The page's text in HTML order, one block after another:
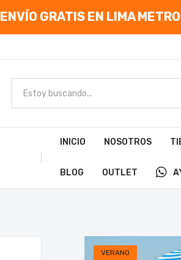
ENVÍO GRATIS EN LIMA
INICIO NOSOTROS
BLOG OUTLET
VERANO